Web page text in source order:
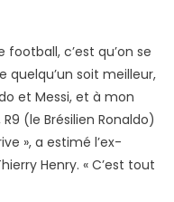
c’est qu’on se
quelqu’un soit meilleur,
et Messi, et à mon
(le Brésilien Ronaldo)
», a estimé l’ex-
Henry. « C’est tout